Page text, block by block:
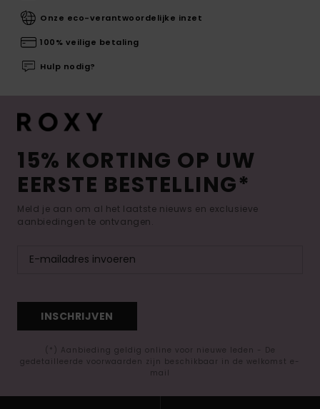
Onze eco-verantwoordelijke inzet
100% veilige betaling
Hulp nodig?
15% KORTING OP UW
EERSTE BESTELLING*
Meld je aan om al het laatste nieuws en exclusieve
aanbiedingen te ontvangen.
INSCHRIJVEN
(*) Aanbieding geldig online voor nieuwe leden - De
gedetailleerde voorwaarden zijn beschikbaar in de welkomst e-
mail